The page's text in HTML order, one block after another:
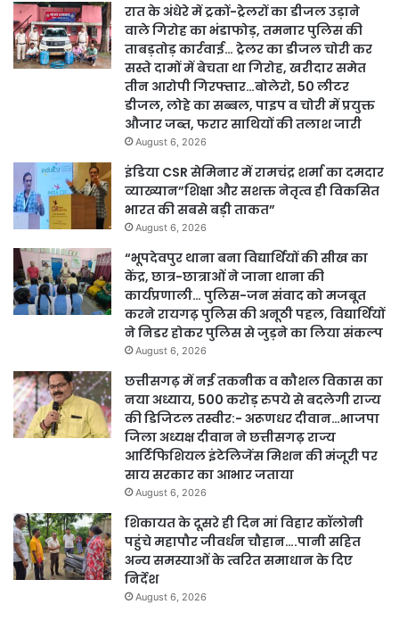
रात के अंधेरे में ट्रकों-ट्रेलरों का डीजल उड़ाने
वाले गिरोह का भंडाफोड़, तमनार पुलिस की
ताबड़तोड़ कार्रवाई… ट्रेलर का डीजल चोरी कर
सस्ते दामों में बेचता था गिरोह, खरीदार समेत
तीन आरोपी गिरफ्तार…बोलेरो, 50 लीटर
डीजल, लोहे का सब्बल, पाइप व चोरी में प्रयुक्त
औजार जब्त, फरार साथियों की तलाश जारी
August 6, 2026
इंडिया CSR सेमिनार में रामचंद्र शर्मा का दमदार
व्याख्यान”शिक्षा और सशक्त नेतृत्व ही विकसित
भारत की सबसे बड़ी ताकत”
August 6, 2026
“भूपदेवपुर थाना बना विद्यार्थियों की सीख का
केंद्र, छात्र-छात्राओं ने जाना थाना की
कार्यप्रणाली… पुलिस-जन संवाद को मजबूत
करने रायगढ़ पुलिस की अनूठी पहल, विद्यार्थियों
ने निडर होकर पुलिस से जुड़ने का लिया संकल्प
August 6, 2026
छत्तीसगढ़ में नई तकनीक व कौशल विकास का
नया अध्याय, 500 करोड़ रुपये से बदलेगी राज्य
की डिजिटल तस्वीर:- अरूणधर दीवान…भाजपा
जिला अध्यक्ष दीवान ने छत्तीसगढ़ राज्य
आर्टिफिशियल इंटेलिजेंस मिशन की मंजूरी पर
साय सरकार का आभार जताया
August 6, 2026
शिकायत के दूसरे ही दिन मां विहार कॉलोनी
पहुंचे महापौर जीवर्धन चौहान….पानी सहित
अन्य समस्याओं के त्वरित समाधान के दिए
निर्देश
August 6, 2026